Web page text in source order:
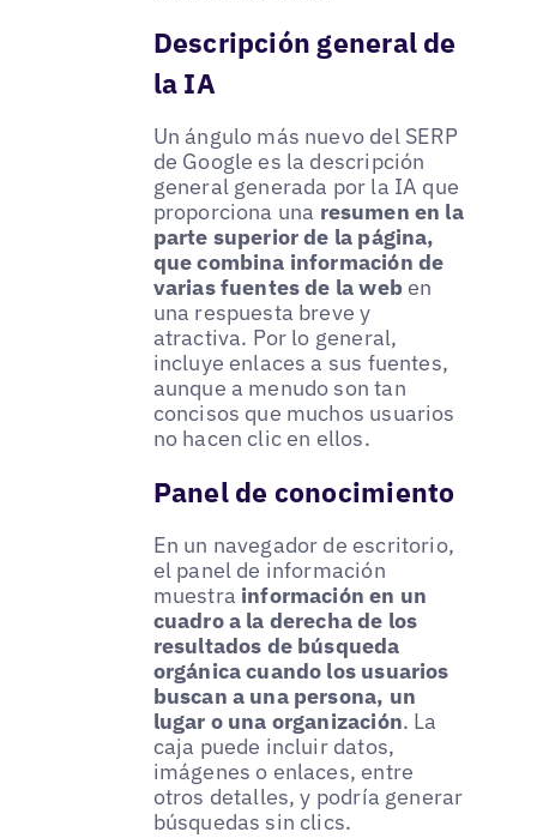
Descripción general de
la IA
Un ángulo más nuevo del SERP
de Google es la descripción
general generada por la IA que
proporciona una resumen en la
parte superior de la página,
que combina información de
varias fuentes de la weben
una respuesta breve y
atractiva. Por lo general,
incluye enlaces a sus fuentes,
aunque a menudo son tan
concisos que muchos usuarios
no hacen clic en ellos.
Panel de conocimiento
En un navegador de escritorio,
el panel de información
muestra información en un
cuadro a la derecha de los
resultados de búsqueda
orgánica cuando los usuarios
buscan a una persona, un
lugar o una organización. La
caja puede incluir datos,
imágenes o enlaces, entre
otros detalles, y podría generar
búsquedas sin clics.